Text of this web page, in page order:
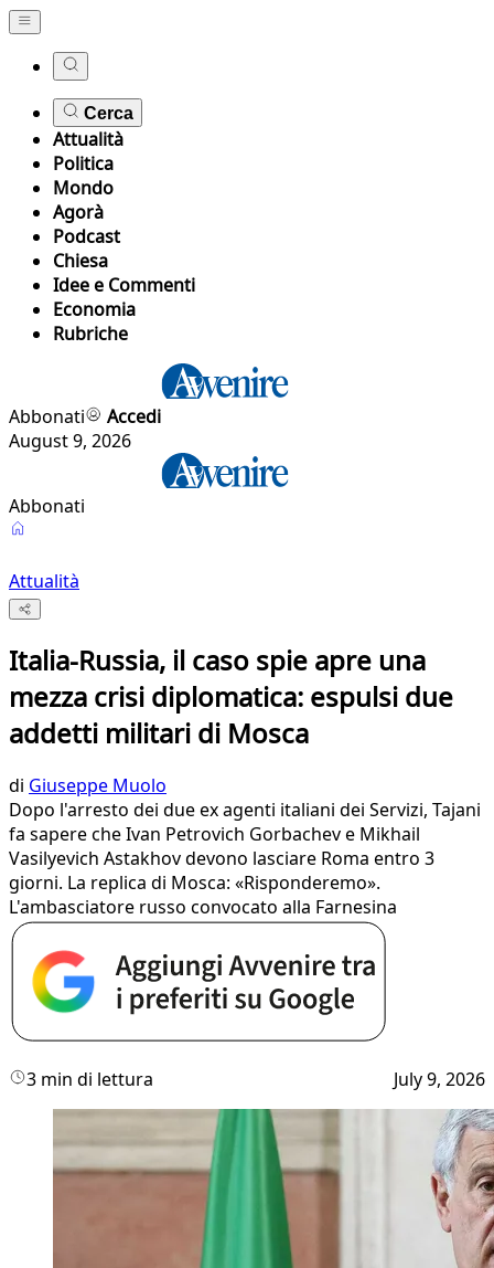
Cerca
Attualità
Politica
Mondo
Agorà
Podcast
Chiesa
Idee e Commenti
Economia
Rubriche
Abbonati
Accedi
August 9, 2026
Abbonati
Attualità
Italia-Russia, il caso spie apre una
mezza crisi diplomatica: espulsi due
addetti militari di Mosca
di Giuseppe Muolo
Dopo l'arresto dei due ex agenti italiani dei Servizi, Tajani
fa sapere che Ivan Petrovich Gorbachev e Mikhail
Vasilyevich Astakhov devono lasciare Roma entro 3
giorni. La replica di Mosca: «Risponderemo».
L'ambasciatore russo convocato alla Farnesina
3 min di lettura July 9, 2026